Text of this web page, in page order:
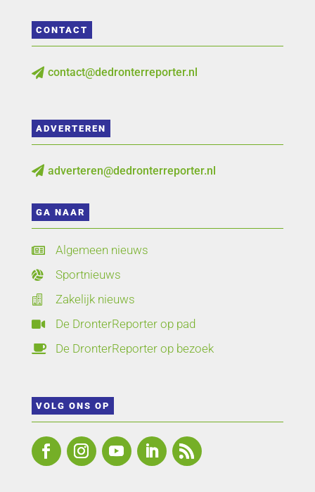
CONTACT
 contact@dedronterreporter.nl
ADVERTEREN
 adverteren@dedronterreporter.nl
GA NAAR
 Algemeen nieuws
 Sportnieuws
 Zakelijk nieuws
 De DronterReporter op pad
 De DronterReporter op bezoek
VOLG ONS OP